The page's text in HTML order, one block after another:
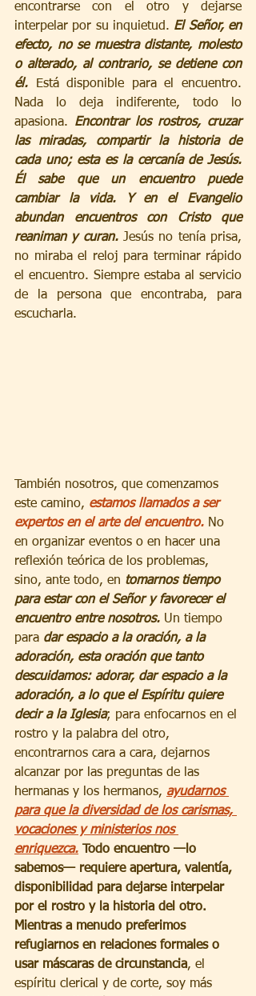
encontrarse con el otro y dejarse
interpelar por su inquietud. El Señor, en
efecto, no se muestra distante, molesto
o alterado, al contrario, se detiene con
él. Está disponible para el encuentro.
Nada lo deja indiferente, todo lo
apasiona. Encontrar los rostros, cruzar
las miradas, compartir la historia de
cada uno; esta es la cercanía de Jesús.
Él sabe que un encuentro puede
cambiar la vida. Y en el Evangelio
abundan encuentros con Cristo que
reaniman y curan. Jesús no tenía prisa,
no miraba el reloj para terminar rápido
el encuentro. Siempre estaba al servicio
de la persona que encontraba, para
escucharla.
También nosotros, que comenzamos
este camino, estamos llamados a ser
expertos en el arte del encuentro. No
en organizar eventos o en hacer una
reflexión teórica de los problemas,
sino, ante todo, en tomarnos tiempo
para estar con el Señor y favorecer el
encuentro entre nosotros. Un tiempo
para dar espacio a la oración, a la
adoración, esta oración que tanto
descuidamos: adorar, dar espacio a la
adoración, a lo que el Espíritu quiere
decir a la Iglesia; para enfocarnos en el
rostro y la palabra del otro,
encontrarnos cara a cara, dejarnos
alcanzar por las preguntas de las
hermanas y los hermanos, ayudarnos
para que la diversidad de los carismas,
vocaciones y ministerios nos
enriquezca. Todo encuentro —lo
sabemos— requiere apertura, valentía,
disponibilidad para dejarse interpelar
por el rostro y la historia del otro.
Mientras a menudo preferimos
refugiarnos en relaciones formales o
usar máscaras de circunstancia, el
espíritu clerical y de corte, soy más